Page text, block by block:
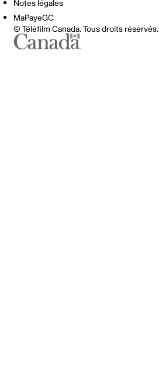
Notes légales
MaPayeGC
© Téléfilm Canada. Tous droits réservés.